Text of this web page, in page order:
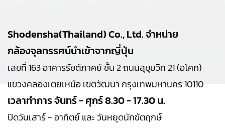
Shodensha(Thailand) Co., Ltd. จำหน่าย
กล้องจุลทรรศน์นำเข้าจากญี่ปุ่น
เลขที่ 163 อาคารรัชต์ภาคย์ ชั้น 2 ถนนสุขุมวิท 21 (อโศก)
แขวงคลองเตยเหนือ เขตวัฒนา กรุงเทพมหานคร 10110
เวลาทำการ จันทร์ - ศุกร์ 8.30 - 17.30 น.
ปิดวันเสาร์ - อาทิตย์ และ วันหยุดนักขัตฤกษ์